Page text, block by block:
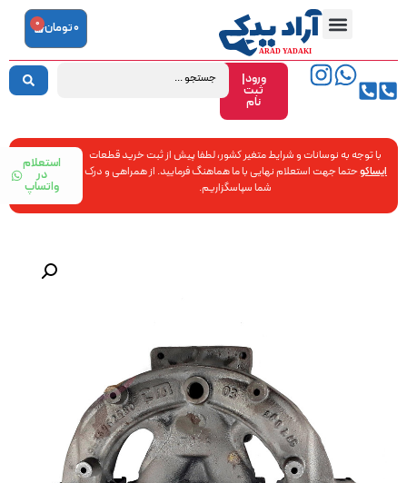
ورود|
ثبت
نام
0تومان 0
با توجه به نوسانات و شرایط متغیر کشور، لطفا پیش از ثبت خرید قطعات
ایساکوحتما جهت استعلام نهایی با ما هماهنگ فرمایید. از همراهی و درک
شما سپاسگزاریم.
استعلام
در
واتساپ